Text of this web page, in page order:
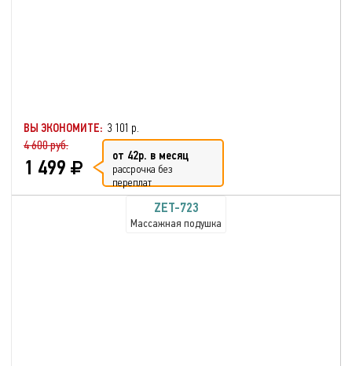
ВЫ ЭКОНОМИТЕ: 3 101 р.
4 600 руб.
1 499 от 42р. в месяц
рассрочка без
переплат
ZET-723
Массажная подушка